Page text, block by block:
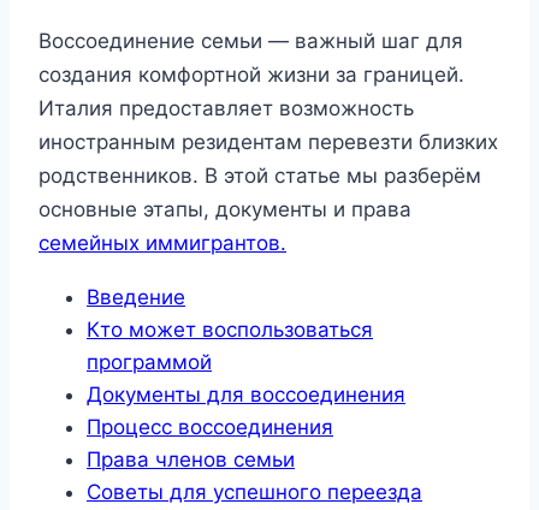
Воссоединение семьи — важный шаг для
создания комфортной жизни за границей.
Италия предоставляет возможность
иностранным резидентам перевезти близких
родственников. В этой статье мы разберём
основные этапы, документы и права
семейных иммигрантов.
Введение
Кто может воспользоваться
программой
Документы для воссоединения
Процесс воссоединения
Права членов семьи
Советы для успешного переезда